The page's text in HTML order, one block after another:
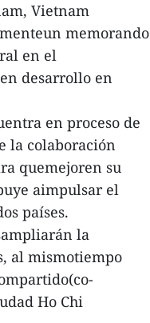
Vietnam
memorando
en el
desarrollo en
en proceso de
la colaboración
quemejoren su
aimpulsar el
países.
la
al mismotiempo
Ho Chi